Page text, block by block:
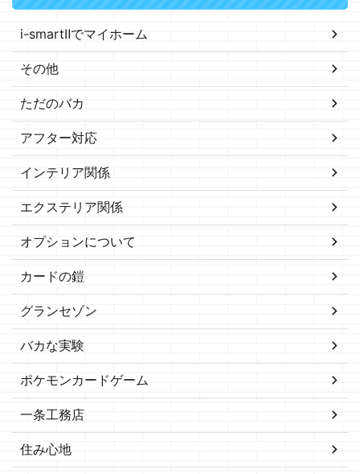
i-smartⅡでマイホーム
その他
ただのバカ
アフター対応
インテリア関係
エクステリア関係
オプションについて
カードの鎧
グランセゾン
バカな実験
ポケモンカードゲーム
一条工務店
住み心地